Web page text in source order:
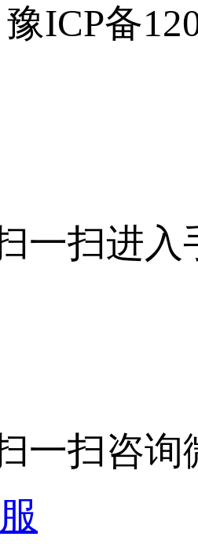
ICP备
一扫进入
一扫咨询